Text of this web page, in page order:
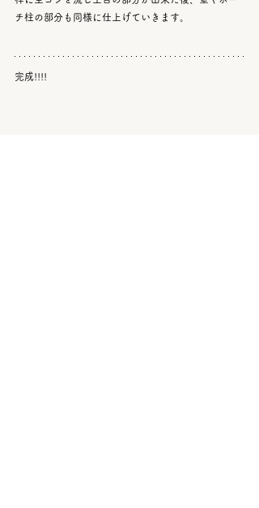
チ柱の部分も同様に仕上げていきます。
完成!!!!